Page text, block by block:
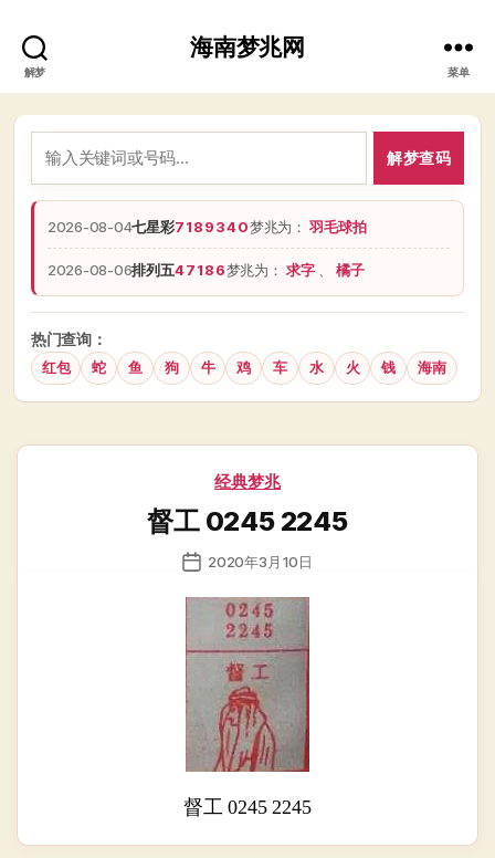
解梦
海南梦兆网
菜单
解梦查码
2026-08-04七星彩7189340梦兆为：羽毛球拍
2026-08-06排列五47186梦兆为：求字 橘子
热门查询：
红包 蛇 鱼 狗 牛 鸡 车 水 火 钱 海南
分
经典梦兆
督工 0245 2245
发
日
2020年3月10日
督工 0245 2245